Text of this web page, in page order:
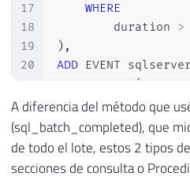
17
18
19
20
21
22
23
24
WHERE
        duration
>
) ,
ADD EVENT sqlserver
ACTION (
        sqlserver
.
        sqlserver
.
        sqlserver
.
        sqlserver
A diferencia del método que
(sql_batch_completed), que
de todo el lote, estos 2 tipos
secciones de consulta o